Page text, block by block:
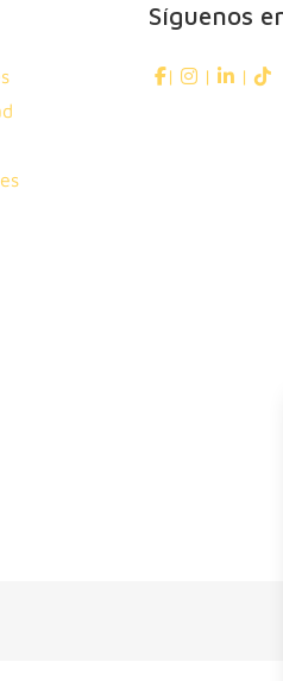
Síguenos
| | |